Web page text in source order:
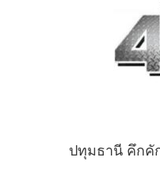
ปทุมธานี คึกคั